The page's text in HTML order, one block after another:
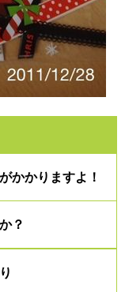
かかりますよ！
？